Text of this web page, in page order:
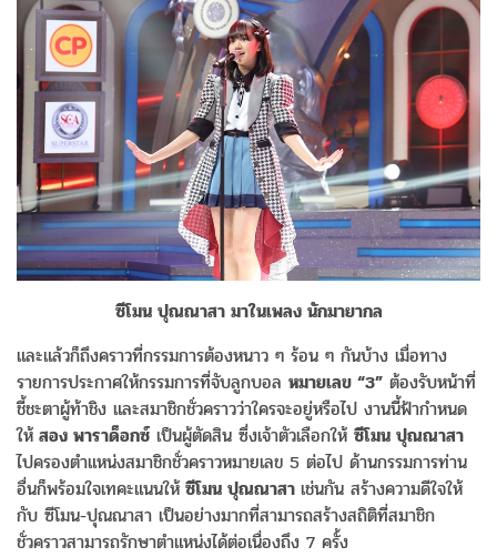
ซีโมน ปุณณาสา มาในเพลง นักมายากล
และแล้วก็ถึงคราวที่กรรมการต้องหนาว ๆ ร้อน ๆ กันบ้าง เมื่อทาง
รายการประกาศให้กรรมการที่จับลูกบอล หมายเลข “3” ต้องรับหน้าที่
ชี้ชะตาผู้ท้าชิง และสมาชิกชั่วคราวว่าใครจะอยู่หรือไป งานนี้ฟ้ากำหนด
ให้ สอง พาราด็อกซ์ เป็นผู้ตัดสิน ซึ่งเจ้าตัวเลือกให้ ซีโมน ปุณณาสา
ไปครองตำแหน่งสมาชิกชั่วคราวหมายเลข 5 ต่อไป ด้านกรรมการท่าน
อื่นก็พร้อมใจเทคะแนนให้ ซีโมน ปุณณาสา เช่นกัน สร้างความดีใจให้
กับ ซีโมน-ปุณณาสา เป็นอย่างมากที่สามารถสร้างสถิติที่สมาชิก
ชั่วคราวสามารถรักษาตำแหน่งได้ต่อเนื่องถึง 7 ครั้ง